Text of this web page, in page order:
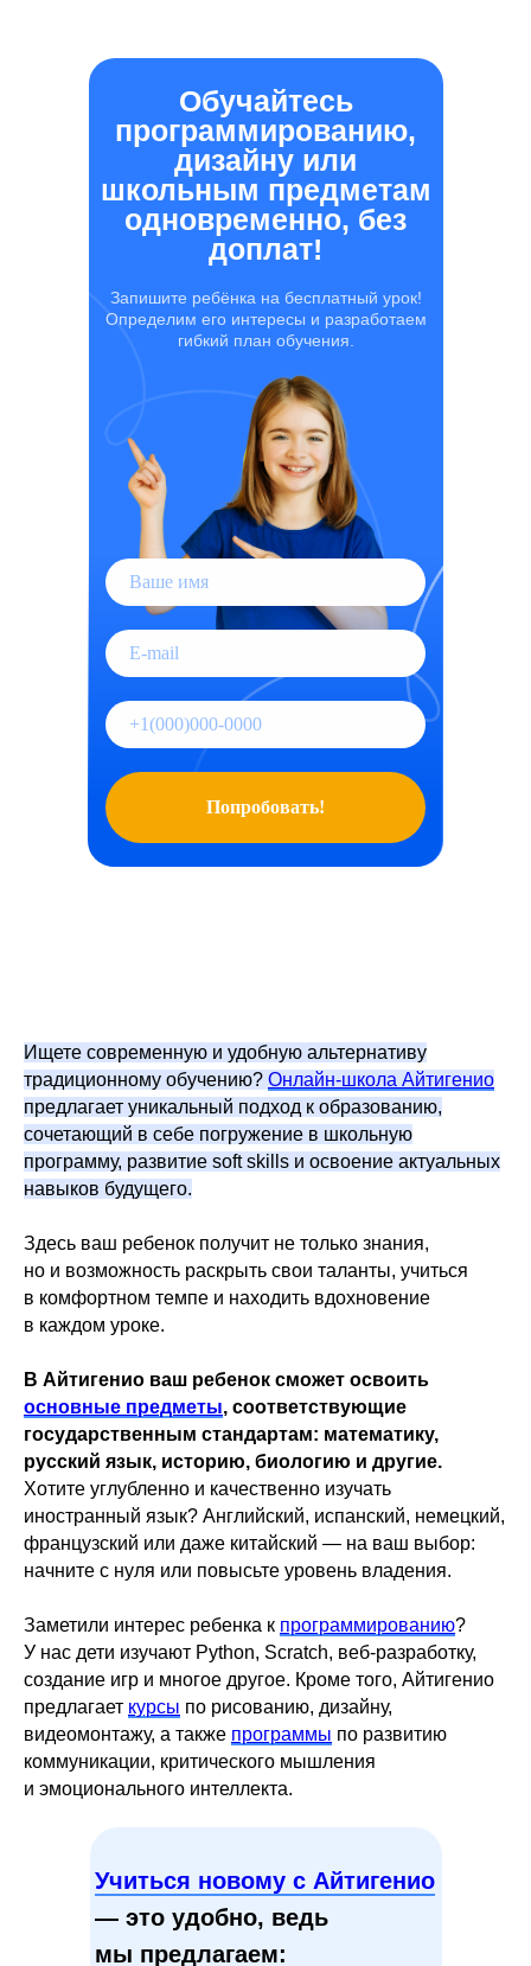
Запишите ребёнка на бесплатный урок!
Определим его интересы и разработаем
гибкий план обучения.
Обучайтесь
программированию,
дизайну или
школьным предметам
одновременно, без
доплат!
Попробовать!
Ищете современную и удобную альтернативу
традиционному обучению? Онлайн-школа Айтигенио
предлагает уникальный подход к образованию,
сочетающий в себе погружение в школьную
программу, развитие soft skills и освоение актуальных
навыков будущего.
Здесь ваш ребенок получит не только знания,
но и возможность раскрыть свои таланты, учиться
в комфортном темпе и находить вдохновение
в каждом уроке.
В Айтигенио ваш ребенок сможет освоить
основные предметы, соответствующие
государственным стандартам: математику,
русский язык, историю, биологию и другие.
Хотите углубленно и качественно изучать
иностранный язык? Английский, испанский, немецкий,
французский или даже китайский — на ваш выбор:
начните с нуля или повысьте уровень владения.
Заметили интерес ребенка к программированию?
У нас дети изучают Python, Scratch, веб-разработку,
создание игр и многое другое. Кроме того, Айтигенио
предлагает курсы по рисованию, дизайну,
видеомонтажу, а также программы по развитию
коммуникации, критического мышления
и эмоционального интеллекта.
Учиться новому с Айтигенио
— это удобно, ведь
мы предлагаем: